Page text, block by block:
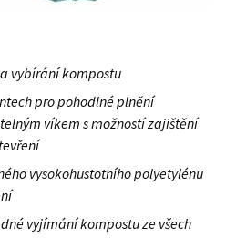
vybírání kompostu
pro pohodlné plnění
víkem s možností zajištění
vysokohustotního polyetylénu
vyjímání kompostu ze všech